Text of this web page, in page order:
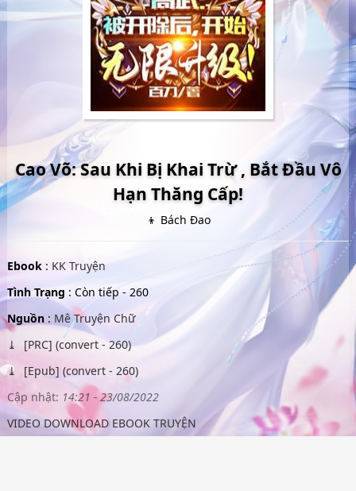
Cao Võ: Sau Khi Bị Khai Trừ , Bắt Đầu Vô
Hạn Thăng Cấp!
👦 Bách Đao
Ebook : KK Truyện
Tình Trạng : Còn tiếp - 260
Nguồn: Mê Truyện Chữ
[PRC] (convert - 260)
[Epub] (convert - 260)
Cập nhật: 14:21 - 23/08/2022
VIDEO DOWNLOAD EBOOK TRUYỆN